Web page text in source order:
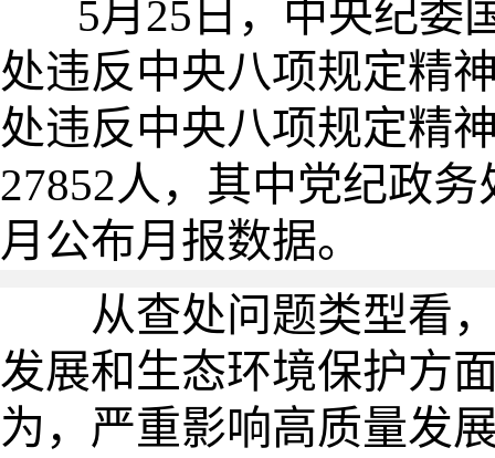
5月25 日，中央纪委
处违反中央八项规定精
处违反中央八项规定精
27852人，其中党纪政
月公布月报数据。
从查处问题类型看
发展和生态环境保护方
为，严重影响高质量发